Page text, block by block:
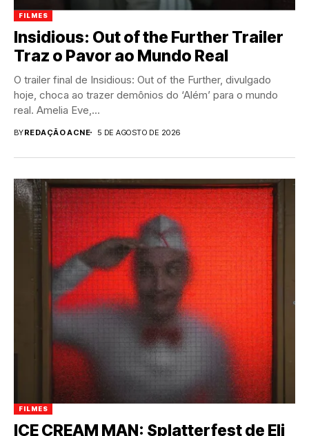
FILMES
Insidious: Out of the Further Trailer
Traz o Pavor ao Mundo Real
O trailer final de Insidious: Out of the Further, divulgado
hoje, choca ao trazer demônios do ‘Além’ para o mundo
real. Amelia Eve,...
BYREDAÇÃO ACNE 5 DE AGOSTO DE 2026
FILMES
ICE CREAM MAN: Splatterfest de Eli